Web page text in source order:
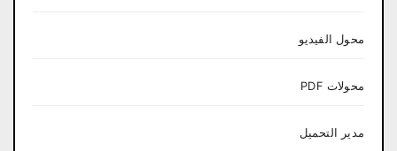
محول الفيديو
محولات PDF
مدير التحميل